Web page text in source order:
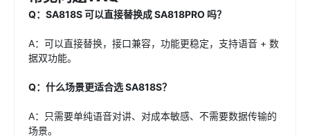
Q：SA818S 可以直接替换成 SA818PRO 吗？
A：可以直接替换，接口兼容，功能更稳定，支持语音 + 数
据双功能。
Q：什么场景更适合选 SA818S？
A：只需要单纯语音对讲、对成本敏感、不需要数据传输的
场景。